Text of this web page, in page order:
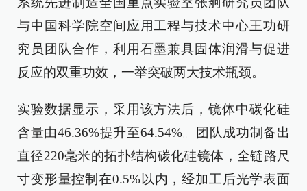
与中国科学院空间应用工程与技术中心王功研
究员团队合作，利用石墨兼具固体润滑与促进
反应的双重功效，一举突破两大技术瓶颈。
实验数据显示，采用该方法后，镜体中碳化硅
含量由46.36%提升至64.54%。团队成功制备出
直径220毫米的拓扑结构碳化硅镜体，全链路尺
寸变形量控制在0.5%以内，经加工后光学表面